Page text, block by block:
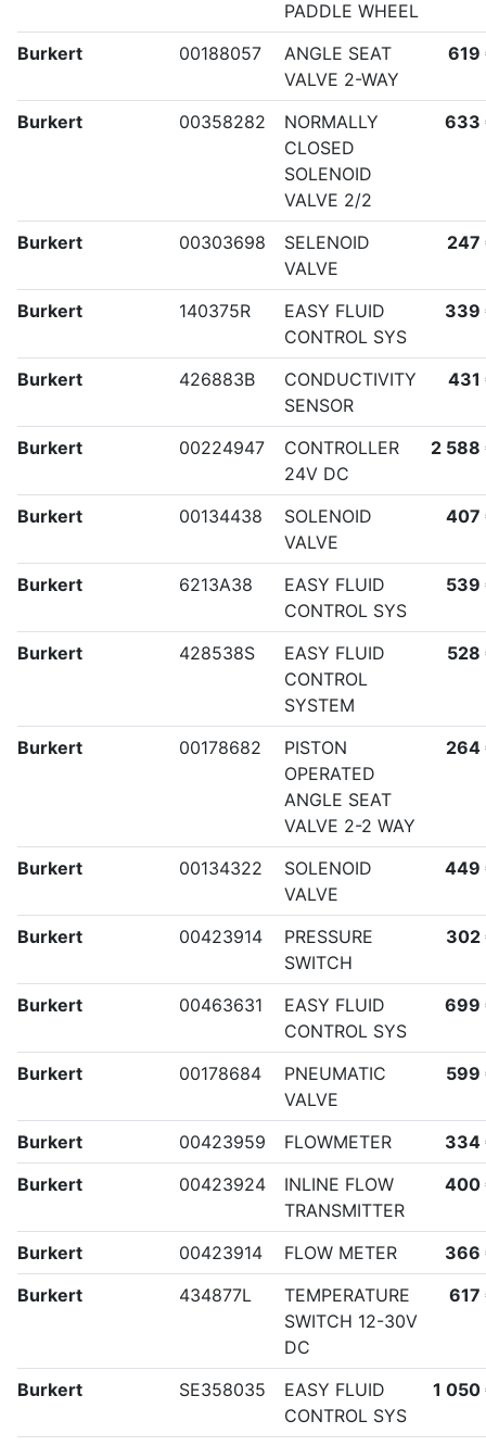
PADDLE WHEEL
Burkert 00188057
ANGLE SEAT
VALVE 2-WAY
619
Burkert 00358282
NORMALLY
CLOSED
SOLENOID
VALVE 2/2
633
Burkert 00303698
SELENOID
VALVE
247
Burkert 140375R
EASY FLUID
CONTROL SYS
339
Burkert 426883B
CONDUCTIVITY
SENSOR
431
Burkert 00224947
CONTROLLER
24V DC
2 588
Burkert 00134438
SOLENOID
VALVE
407
Burkert 6213A38
EASY FLUID
CONTROL SYS
539
Burkert 428538S
EASY FLUID
CONTROL
SYSTEM
528
Burkert 00178682
PISTON
OPERATED
ANGLE SEAT
VALVE 2-2 WAY
264
Burkert 00134322
SOLENOID
VALVE
449
Burkert 00423914
PRESSURE
SWITCH
302
Burkert 00463631
EASY FLUID
CONTROL SYS
699
Burkert 00178684
PNEUMATIC
VALVE
599
Burkert 00423959 FLOWMETER
334
Burkert
00423924
INLINE FLOW
TRANSMITTER
400
Burkert 00423914 FLOW METER
366
Burkert
434877L
TEMPERATURE
SWITCH 12-30V
DC
617
Burkert SE358035
EASY FLUID
CONTROL SYS
1 050